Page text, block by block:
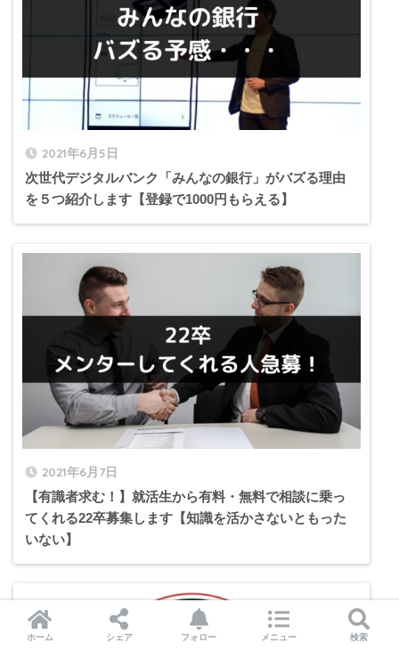
2021年6月5日
次世代デジタルバンク「みんなの銀行」がバズる理由
を５つ紹介します【登録で1000円もらえる】
2021年6月7日
【有識者求む！】就活生から有料・無料で相談に乗っ
てくれる22卒募集します【知識を活かさないともった
いない】
ホーム シェア フォロー メニュー 検索